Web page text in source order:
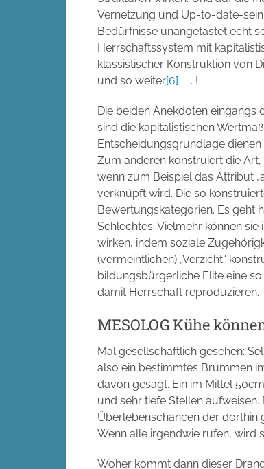
Vernetzung und Up-to-date-
Bedürfnisse unangetastet echt
Herrschaftssystem mit
klassistischer Konstruktion von
und so weiter[6] . . . !
Die beiden Anekdoten eingangs
sind die kapitalistischen
Entscheidungsgrundlage dienen
Zum anderen konstruiert die
wenn zum Beispiel das Attribut
verknüpft wird. Die so
Bewertungskategorien. Es geht
Schlechtes. Vielmehr können
wirken, indem soziale
(vermeintlichen) „Verzicht“
bildungsbürgerliche Elite eine
damit Herrschaft reproduzieren.
MESOLOG Kühe
Mal gesellschaftlich gesehen:
also ein bestimmtes Brummen
davon gesagt. Ein im Mittel
und sehr tiefe Stellen
Überlebenschancen der dorthin
Wenn alle irgendwie rufen, wird
Woher kommt dann dieser